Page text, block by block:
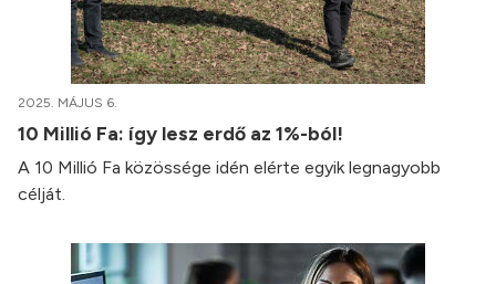
2025. MÁJUS 6.
10 Millió Fa: így lesz erdő az 1%-ból!
A 10 Millió Fa közössége idén elérte egyik legnagyobb
célját.